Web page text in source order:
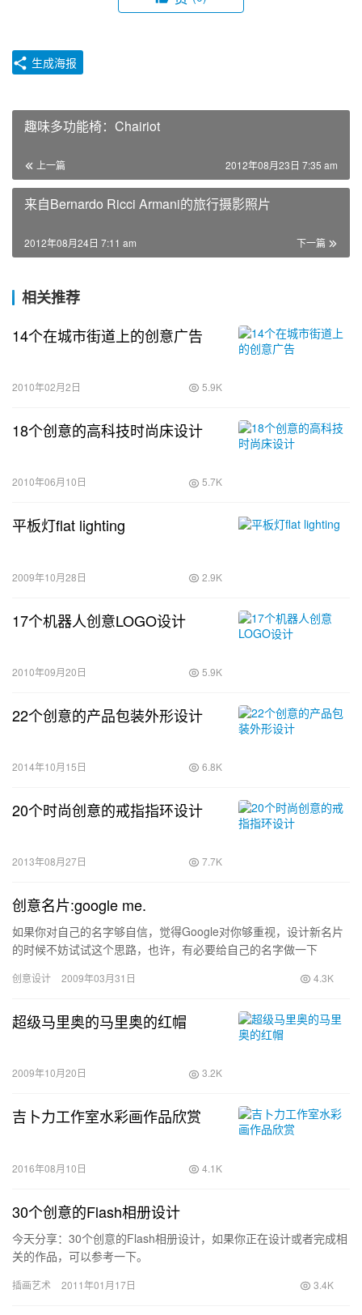
生成海报
趣味多功能椅：Chairiot
上一篇 2012年08月23日 7:35 am
来自Bernardo Ricci Armani的旅行摄影照片
下一篇
2012年08月24日 7:11 am
相关推荐
14个在城市街道上的创意广告
2010年02月2日 5.9K
18个创意的高科技时尚床设计
2010年06月10日 5.7K
平板灯flat lighting
2009年10月28日 2.9K
17个机器人创意LOGO设计
2010年09月20日 5.9K
22个创意的产品包装外形设计
2014年10月15日 6.8K
20个时尚创意的戒指指环设计
2013年08月27日 7.7K
创意名片:google me.
如果你对自己的名字够自信，觉得Google对你够重视，设计新名片
的时候不妨试试这个思路，也许，有必要给自己的名字做一下
创意设计 2009年03月31日 4.3K
超级马里奥的马里奥的红帽
2009年10月20日 3.2K
吉卜力工作室水彩画作品欣赏
2016年08月10日 4.1K
30个创意的Flash相册设计
今天分享：30个创意的Flash相册设计，如果你正在设计或者完成相
关的作品，可以参考一下。
插画艺术 2011年01月17日 3.4K